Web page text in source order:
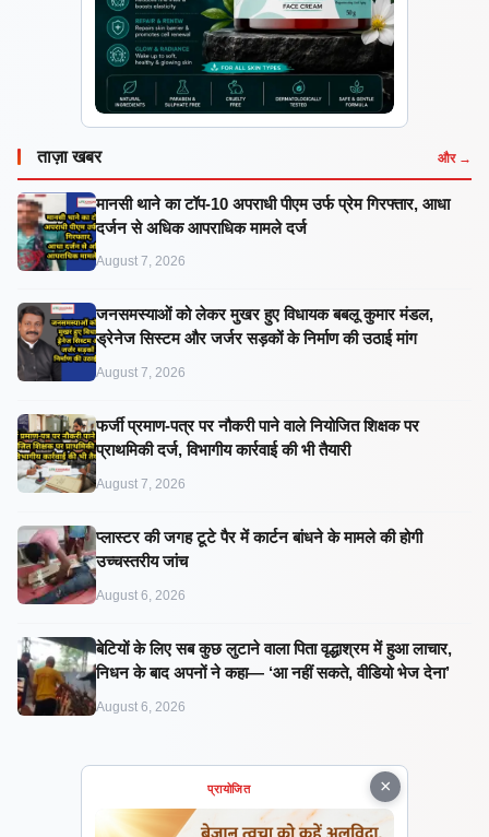
ताज़ा खबर और →
मानसी थाने का टॉप-10 अपराधी पीएम उर्फ प्रेम गिरफ्तार, आधा
दर्जन से अधिक आपराधिक मामले दर्ज
August 7, 2026
जनसमस्याओं को लेकर मुखर हुए विधायक बबलू कुमार मंडल,
ड्रेनेज सिस्टम और जर्जर सड़कों के निर्माण की उठाई मांग
August 7, 2026
फर्जी प्रमाण-पत्र पर नौकरी पाने वाले नियोजित शिक्षक पर
प्राथमिकी दर्ज, विभागीय कार्रवाई की भी तैयारी
August 7, 2026
प्लास्टर की जगह टूटे पैर में कार्टन बांधने के मामले की होगी
उच्चस्तरीय जांच
August 6, 2026
बेटियों के लिए सब कुछ लुटाने वाला पिता वृद्धाश्रम में हुआ लाचार,
निधन के बाद अपनों ने कहा— ‘आ नहीं सकते, वीडियो भेज देना’
August 6, 2026
×
प्रायोजित